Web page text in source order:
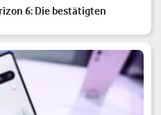
6: Die bestätigten